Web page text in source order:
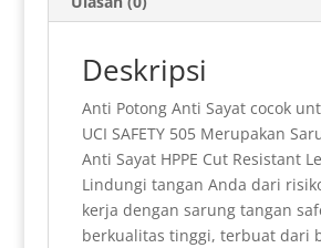
p i
e
n
d
l
y
m
Deskripsi
Anti Potong Anti Sayat cocok
UCI SAFETY 505 Merupakan
Anti Sayat HPPE Cut Resistant
Lindungi tangan Anda dari
kerja dengan sarung tangan
berkualitas tinggi, terbuat dari